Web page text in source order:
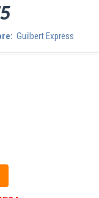
Guilbert Express